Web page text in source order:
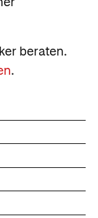
beraten.
.